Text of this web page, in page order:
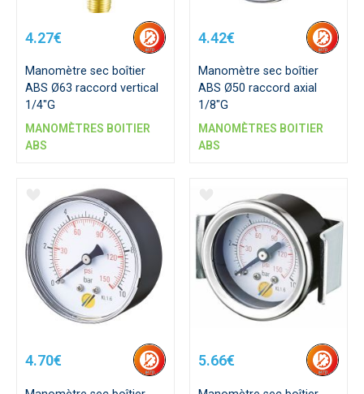
4.27€
Manomètre sec boîtier
ABS Ø63 raccord vertical
1/4"G
MANOMÈTRES BOITIER
ABS
4.42€
Manomètre sec boîtier
ABS Ø50 raccord axial
1/8"G
MANOMÈTRES BOITIER
ABS
4.70€ 5.66€